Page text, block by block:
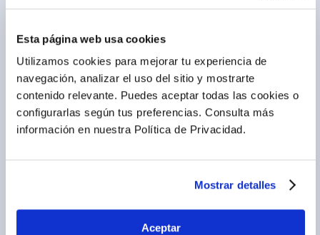
Esta página web usa cookies
Utilizamos cookies para mejorar tu experiencia de
navegación, analizar el uso del sitio y mostrarte
contenido relevante. Puedes aceptar todas las cookies o
configurarlas según tus preferencias. Consulta más
información en nuestra Política de Privacidad.
Mostrar detalles
Aceptar
Conócenos
Trabaja con nosotros
Ventas corporativas
Contáctanos
Cómo comprar
Locales
Delivery
LEGAL
Términos y condiciones
CALL CENTER
(01) 417-1800